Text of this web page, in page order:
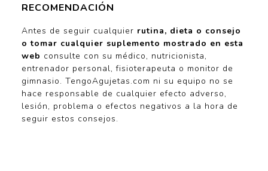
RECOMENDACIÓN
Antes de seguir cualquier rutina, dieta o consejo
o tomar cualquier suplemento mostrado en esta
web consulte con su médico, nutricionista,
entrenador personal, fisioterapeuta o monitor de
gimnasio. TengoAgujetas.com ni su equipo no se
hace responsable de cualquier efecto adverso,
lesión, problema o efectos negativos a la hora de
seguir estos consejos.